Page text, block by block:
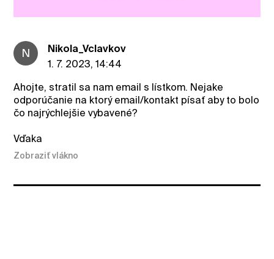
N
Nikola_Vclavkov
1. 7. 2023, 14:44
Ahojte, stratil sa nam email s lístkom. Nejake
odporúčanie na ktorý email/kontakt písať aby to bolo
čo najrýchlejšie vybavené?
Vďaka
Zobraziť vlákno